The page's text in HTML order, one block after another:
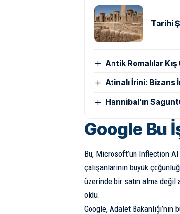
Tarihi
Antik Romalılar
Atinalı İrini:
Hannibal’ın
Google Bu
Bu, Microsoft’un Inflection AI
çalışanlarının büyük
üzerinde bir satın alma değil
oldu.
Google, Adalet